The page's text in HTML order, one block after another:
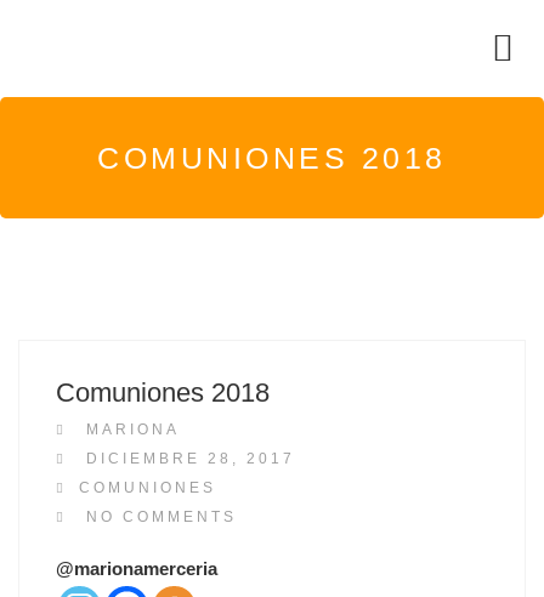
COMUNIONES 2018
Comuniones 2018
MARIONA
P
O
S
E
DICIEMBRE 28, 2017
COMUNIONES
NO COMMENTS
@marionamerceria